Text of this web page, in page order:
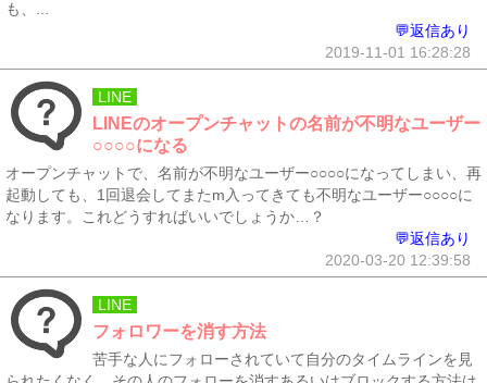
も、...
💬返信あり
2019-11-01 16:28:28
LINE
LINEのオープンチャットの名前が不明なユーザー
○○○○になる
オープンチャットで、名前が不明なユーザー○○○○になってしまい、再
起動しても、1回退会してまたm入ってきても不明なユーザー○○○○に
なります。これどうすればいいでしょうか…？
💬返信あり
2020-03-20 12:39:58
LINE
フォロワーを消す方法
苦手な人にフォローされていて自分のタイムラインを見